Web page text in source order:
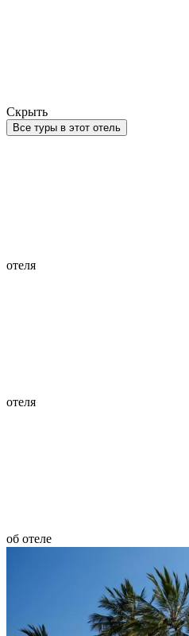
Скрыть
Все туры в этот отель
отеля
отеля
об отеле